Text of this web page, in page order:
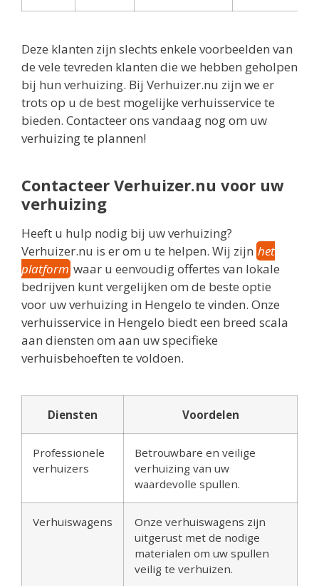
Deze klanten zijn slechts enkele voorbeelden van
de vele tevreden klanten die we hebben geholpen
bij hun verhuizing. Bij Verhuizer.nu zijn we er
trots op u de best mogelijke verhuisservice te
bieden. Contacteer ons vandaag nog om uw
verhuizing te plannen!
Contacteer Verhuizer.nu voor uw
verhuizing
Heeft u hulp nodig bij uw verhuizing?
Verhuizer.nu is er om u te helpen. Wij zijn het
platform waar u eenvoudig offertes van lokale
bedrijven kunt vergelijken om de beste optie
voor uw verhuizing in Hengelo te vinden. Onze
verhuisservice in Hengelo biedt een breed scala
aan diensten om aan uw specifieke
verhuisbehoeften te voldoen.
Diensten Voordelen
Professionele
verhuizers
Betrouwbare en veilige
verhuizing van uw
waardevolle spullen.
Verhuiswagens
Onze verhuiswagens zijn
uitgerust met de nodige
materialen om uw spullen
veilig te verhuizen.